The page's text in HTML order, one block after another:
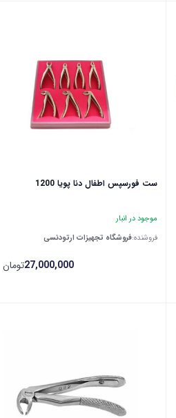
ست فورسپس اطفال دنا پویا 1200
موجود در انبار
فروشنده:فروشگاه تجهیزات ارتودنسی
27,000,000تومان